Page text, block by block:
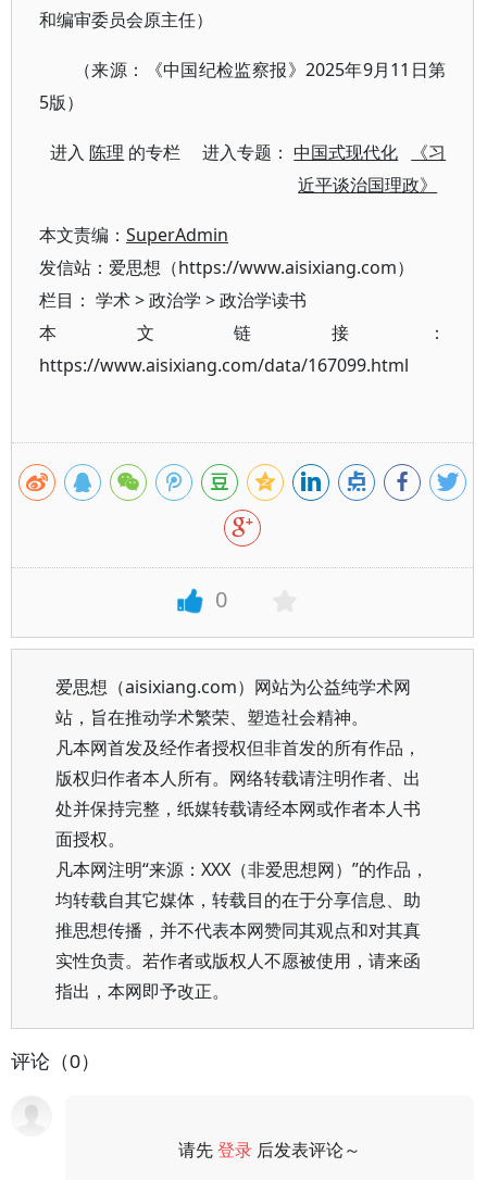
和编审委员会原主任）
（来源：《中国纪检监察报》2025年9月11日第
5版）
进入陈理 的专栏 进入专题：中国式现代化
《习
近平谈治国理政》
本文责编： SuperAdmin
发信站：爱思想（https://www.aisixiang.com）
栏目： 学术>政治学 >政治学读书
本文链接：
https://www.aisixiang.com/data/167099.html
0
爱思想（aisixiang.com）网站为公益纯学术网
站，旨在推动学术繁荣、塑造社会精神。
凡本网首发及经作者授权但非首发的所有作品，
版权归作者本人所有。网络转载请注明作者、出
处并保持完整，纸媒转载请经本网或作者本人书
面授权。
凡本网注明“来源：XXX（非爱思想网）”的作品，
均转载自其它媒体，转载目的在于分享信息、助
推思想传播，并不代表本网赞同其观点和对其真
实性负责。若作者或版权人不愿被使用，请来函
指出，本网即予改正。
评论（0）
请先登录 后发表评论～